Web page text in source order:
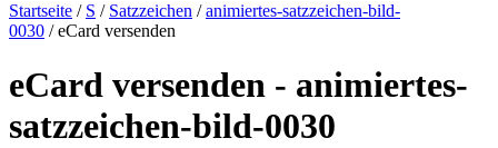
Startseite / S / Satzzeichen /animiertes-satzzeichen-bild-
0030 / eCard versenden
eCard versenden - animiertes-
satzzeichen-bild-0030